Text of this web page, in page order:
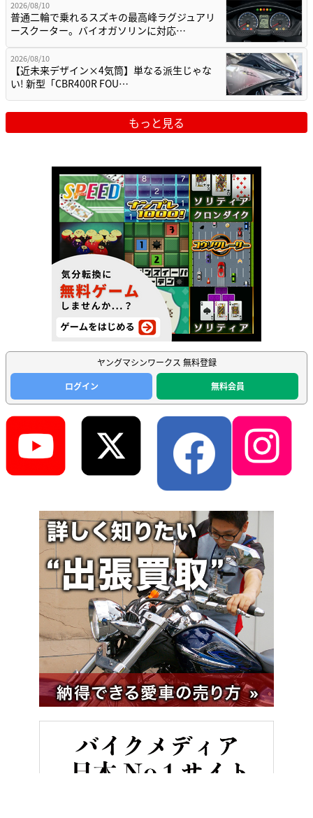
2026/08/10
普通二輪で乗れるスズキの最高峰ラグジュアリ
ースクーター。バイオガソリンに対応…
2026/08/10
【近未来デザイン×4気筒】単なる派生じゃな
い! 新型「CBR400R FOU…
もっと見る
ヤングマシンワークス 無料登録
ログイン
無料会員